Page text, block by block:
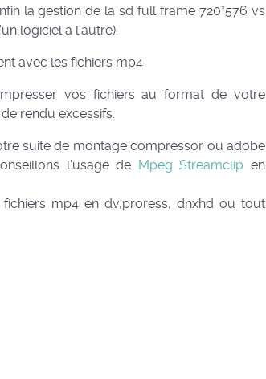
la gestion de la sd full frame 720*576 vs
logiciel a l'autre).
avec les fichiers mp4
vos fichiers au format de votre
rendu excessifs.
suite de montage compressor ou adobe
l'usage de Mpeg Streamclip en
mp4 en dv,proress, dnxhd ou tout